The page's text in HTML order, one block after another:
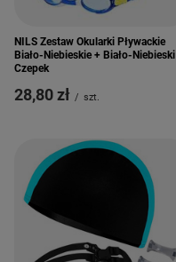
NILS Zestaw Okularki Pływackie
Biało-Niebieskie + Biało-Niebieski
Czepek
28,80 zł / szt.